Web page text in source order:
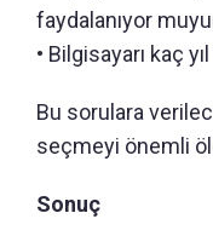
faydalanıyor
• Bilgisayarı kaç
Bu sorulara
seçmeyi önemli
Sonuç